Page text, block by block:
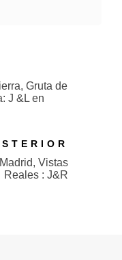
Gruta de
J &L en
Vistas
Reales : J&R